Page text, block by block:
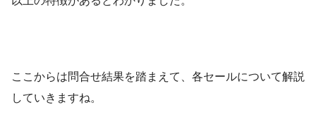
ここからは問合せ結果を踏まえて、各セールについて解説
していきますね。